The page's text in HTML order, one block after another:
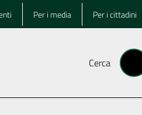
Per i media Per i cittadini
Cerca